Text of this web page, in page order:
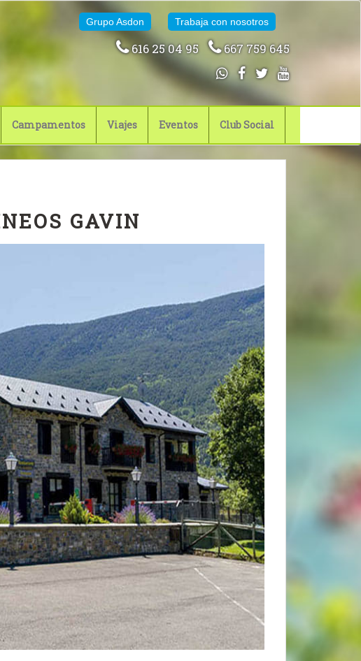
Grupo Asdon Trabaja con nosotros
616 25 04 95 667 759 645
Campamentos Viajes Eventos Club Social
GAVIN